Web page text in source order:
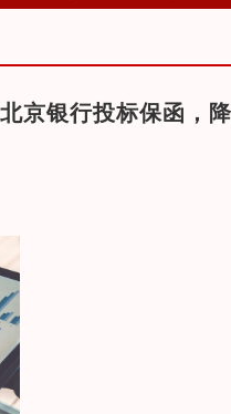
北京银行投标保函，